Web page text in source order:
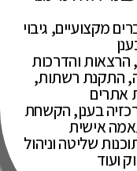
מקצועיים, גיבוי
הרצאות והדרכות
התקנת רשתות,
אתרים
בענן, הקשחת
שליטה וניהול
ועוד